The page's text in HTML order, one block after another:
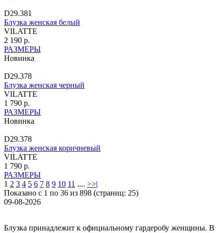
D29.381
Блузка женская белый
VILATTE
2 190 р.
РАЗМЕРЫ
Новинка
D29.378
Блузка женская черный
VILATTE
1 790 р.
РАЗМЕРЫ
Новинка
D29.378
Блузка женская коричневый
VILATTE
1 790 р.
РАЗМЕРЫ
1 2 3 4 5 6 7 8 9 10 11 .... >>|
Показано с 1 по 36 из 898 (страниц: 25)
09-08-2026
Блузка принадлежит к официальному гардеробу женщины. В